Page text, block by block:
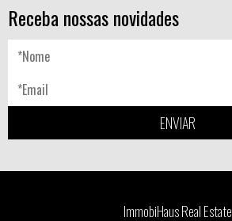
Receba nossas novidades
ENVIAR
ImmobiHaus Real Estate